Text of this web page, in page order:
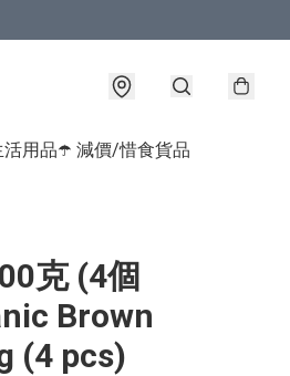
用品☂️ 減價/惜食貨品
克 (4個
Brown
(4 pcs)